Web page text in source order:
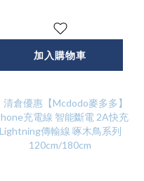
50cm/120cm/180cm/
加入購物車